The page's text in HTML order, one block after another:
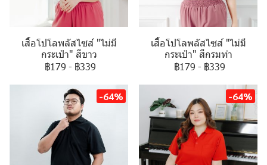
เสื้อโปโลพลัสไซส์ "ไม่มี
กระเป๋า" สีขาว
฿179 - ฿339
เสื้อโปโลพลัสไซส์ "ไม่มี
กระเป๋า" สีกรมท่า
฿179 - ฿339
-64% -64%